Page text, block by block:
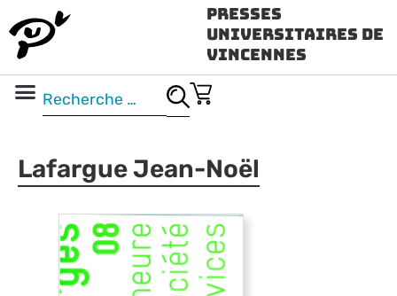
Presses
Universitaires de
Vincennes
Lafargue Jean-Noël